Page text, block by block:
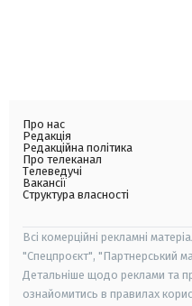
Про нас
Редакція
Редакційна політика
Про телеканал
Телеведучі
Вакансії
Структура власності
Всі комерційні рекламні
"Спецпроєкт", "Партнерський
Детальніше щодо реклами та
ознайомитись в правилах